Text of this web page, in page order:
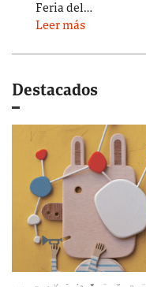
Feria del…
Leer más
Destacados